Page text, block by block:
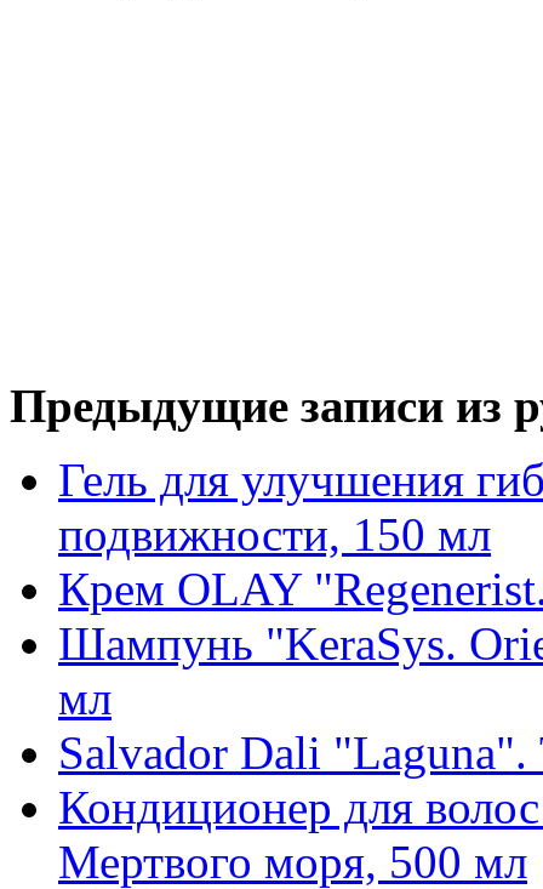
Предыдущие записи из
Гель для улучшения
подвижности, 150 мл
Крем OLAY
Шампунь "KeraSys.
мл
Salvador Dali "Laguna".
Кондиционер для
Мертвого моря, 500 мл